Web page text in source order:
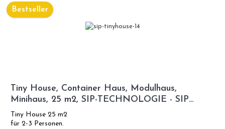
Bestseller
Tiny House, Container Haus, Modulhaus,
Minihaus, 25 m2, SIP-TECHNOLOGIE - SIP
Modell
Tiny House 25 m2
für 2-3 Personen.